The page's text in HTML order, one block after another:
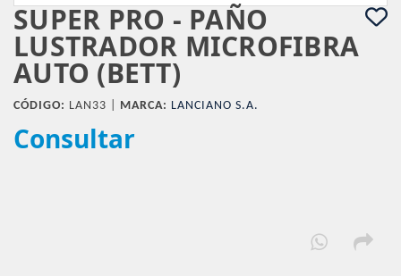
SUPER PRO - PAÑO
LUSTRADOR MICROFIBRA
AUTO (BETT)
CÓDIGO: LAN33 | MARCA: LANCIANO S.A.
Consultar